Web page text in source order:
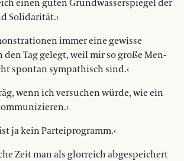
einen guten Grundwasserspiegel der
Solidarität.‹
immer eine gewisse
Tag gelegt, weil mir so große Men­
spontan sym­pathisch sind.‹
wenn ich ver­suchen würde, wie ein
ja kein Partei­programm.‹
Zeit man als glorreich abgespeichert